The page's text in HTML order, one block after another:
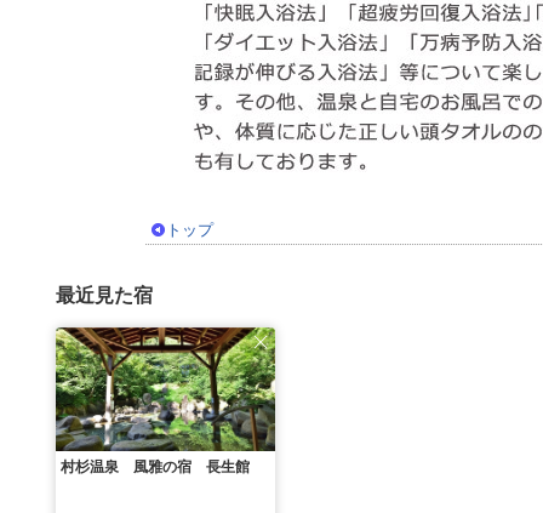
トップ
最近見た宿
村杉温泉 風雅の宿 長生館